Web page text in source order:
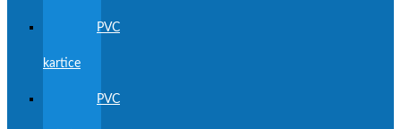
PVC
kartice
PVC